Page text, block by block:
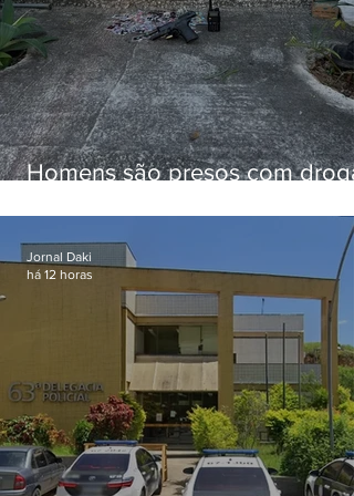
Homens são presos com
Jornal Daki
há 12 horas